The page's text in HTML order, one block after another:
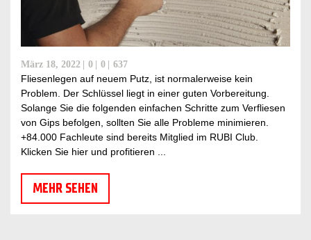
März 18, 2022 0 0 637
Fliesenlegen auf neuem Putz, ist normalerweise kein
Problem. Der Schlüssel liegt in einer guten Vorbereitung.
Solange Sie die folgenden einfachen Schritte zum Verfliesen
von Gips befolgen, sollten Sie alle Probleme minimieren.
+84.000 Fachleute sind bereits Mitglied im RUBI Club.
Klicken Sie hier und profitieren ...
MEHR SEHEN